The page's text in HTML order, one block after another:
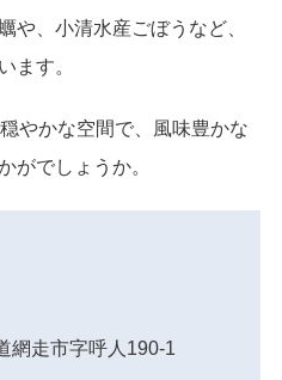
や、小清水産ごぼうなど、
ます。
やかな空間で、風味豊かな
がでしょうか。
網走市字呼人190-1